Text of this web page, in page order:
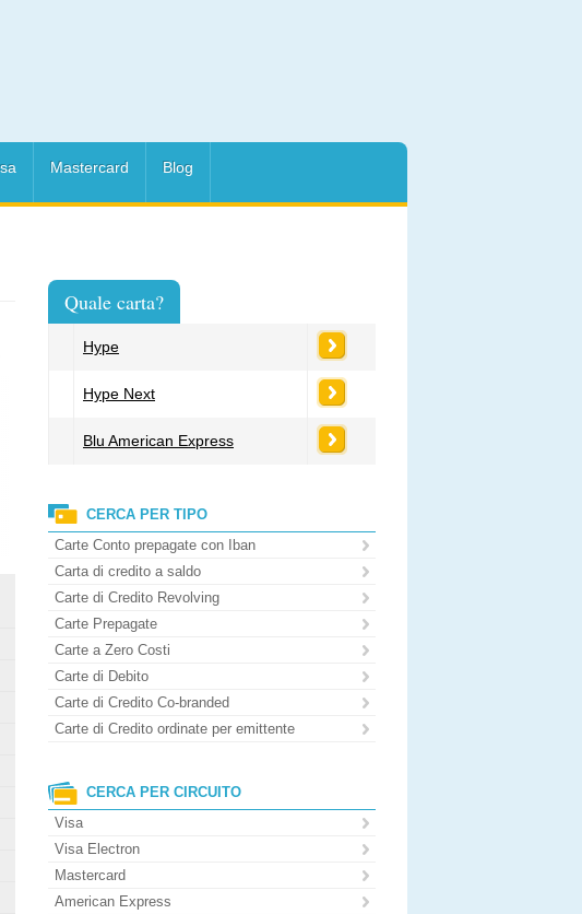
Mastercard Blog
Quale carta?
Hype
Hype Next
Blu American Express
CERCA PER TIPO
Carte Conto prepagate con Iban
Carta di credito a saldo
Carte di Credito Revolving
Carte Prepagate
Carte a Zero Costi
Carte di Debito
Carte di Credito Co-branded
Carte di Credito ordinate per emittente
CERCA PER CIRCUITO
Visa
Visa Electron
Mastercard
American Express